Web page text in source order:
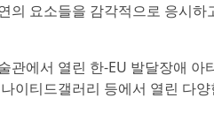
의 요소들을 감각적으로 응시
관에서 열린 한-EU 발달장애
이티드갤러리 등에서 열린 다